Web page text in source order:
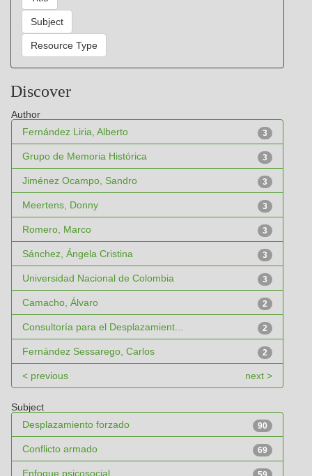
Discover
Author
3
Fernández Liria, Alberto
3
Grupo de Memoria Histórica
3
Jiménez Ocampo, Sandro
3
Meertens, Donny
3
Romero, Marco
3
Sánchez, Ángela Cristina
3
Universidad Nacional de Colombia
2
Camacho, Álvaro
2
Consultoría para el Desplazamient...
2
Fernández Sessarego, Carlos
< previous next >
Subject
90
Desplazamiento forzado
69
Conflicto armado
Enfoque psicosocial